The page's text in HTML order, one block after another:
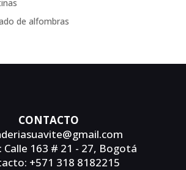
de alfombras
CONTACTO
Calle 163 # 21 - 27, Bogotá
+571 318 8182215